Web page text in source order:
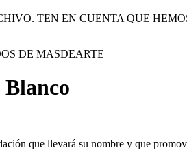
TEN EN CUENTA QUE
DE MASDEARTE
que llevará su nombre y que